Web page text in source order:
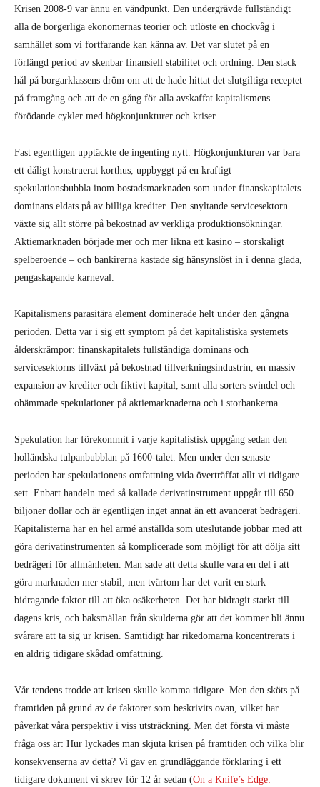
Krisen 2008-9 var ännu en vändpunkt. Den undergrävde fullständigt
alla de borgerliga ekonomernas teorier och utlöste en chockvåg i
samhället som vi fortfarande kan känna av. Det var slutet på en
förlängd period av skenbar finansiell stabilitet och ordning. Den stack
hål på borgarklassens dröm om att de hade hittat det slutgiltiga receptet
på framgång och att de en gång för alla avskaffat kapitalismens
förödande cykler med högkonjunkturer och kriser.
Fast egentligen upptäckte de ingenting nytt. Högkonjunkturen var bara
ett dåligt konstruerat korthus, uppbyggt på en kraftigt
spekulationsbubbla inom bostadsmarknaden som under finanskapitalets
dominans eldats på av billiga krediter. Den snyltande servicesektorn
växte sig allt större på bekostnad av verkliga produktionsökningar.
Aktiemarknaden började mer och mer likna ett kasino – storskaligt
spelberoende – och bankirerna kastade sig hänsynslöst in i denna glada,
pengaskapande karneval.
Kapitalismens parasitära element dominerade helt under den gångna
perioden. Detta var i sig ett symptom på det kapitalistiska systemets
ålderskrämpor: finanskapitalets fullständiga dominans och
servicesektorns tillväxt på bekostnad tillverkningsindustrin, en massiv
expansion av krediter och fiktivt kapital, samt alla sorters svindel och
ohämmade spekulationer på aktiemarknaderna och i storbankerna.
Spekulation har förekommit i varje kapitalistisk uppgång sedan den
holländska tulpanbubblan på 1600-talet. Men under den senaste
perioden har spekulationens omfattning vida överträffat allt vi tidigare
sett. Enbart handeln med så kallade derivatinstrument uppgår till 650
biljoner dollar och är egentligen inget annat än ett avancerat bedrägeri.
Kapitalisterna har en hel armé anställda som uteslutande jobbar med att
göra derivatinstrumenten så komplicerade som möjligt för att dölja sitt
bedrägeri för allmänheten. Man sade att detta skulle vara en del i att
göra marknaden mer stabil, men tvärtom har det varit en stark
bidragande faktor till att öka osäkerheten. Det har bidragit starkt till
dagens kris, och baksmällan från skulderna gör att det kommer bli ännu
svårare att ta sig ur krisen. Samtidigt har rikedomarna koncentrerats i
en aldrig tidigare skådad omfattning.
Vår tendens trodde att krisen skulle komma tidigare. Men den sköts på
framtiden på grund av de faktorer som beskrivits ovan, vilket har
påverkat våra perspektiv i viss utsträckning. Men det första vi måste
fråga oss är: Hur lyckades man skjuta krisen på framtiden och vilka blir
konsekvenserna av detta? Vi gav en grundläggande förklaring i ett
tidigare dokument vi skrev för 12 år sedan (On a Knife’s Edge: